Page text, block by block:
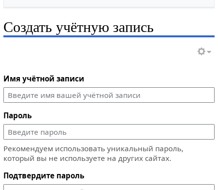
Создать учётную запись
Имя учётной записи
Пароль
Рекомендуем использовать уникальный пароль,
который вы не используете на других сайтах.
Подтвердите пароль